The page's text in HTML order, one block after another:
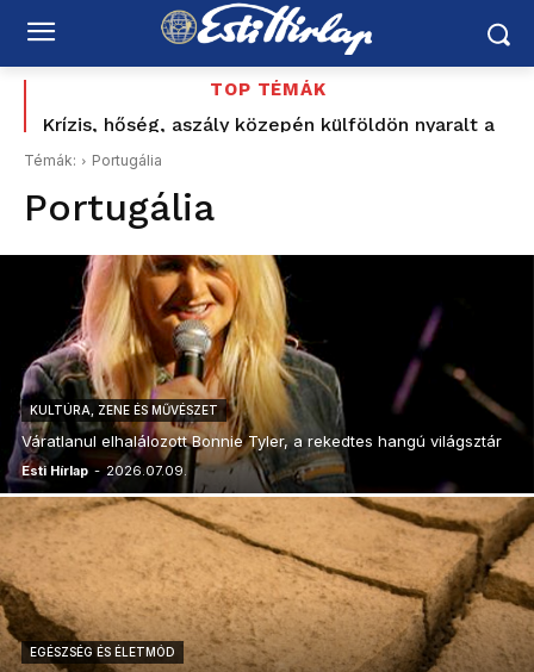
TOP TÉMÁK
Felföldi József korábbi nyílt támogatója is számon
kéri Magyar Pétert: „Nem ezt ígérték”
Témák: Portugália
Portugália
KULTÚRA, ZENE ÉS MŰVÉSZET
Váratlanul elhalálozott Bonnie Tyler, a rekedtes hangú világsztár
Esti Hírlap - 2026.07.09.
EGÉSZSÉG ÉS ÉLETMÓD